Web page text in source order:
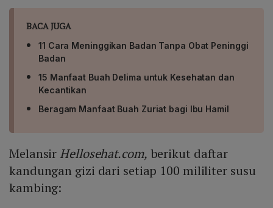
BACA JUGA
11 Cara Meninggikan Badan Tanpa Obat Peninggi
Badan
15 Manfaat Buah Delima untuk Kesehatan dan
Kecantikan
Beragam Manfaat Buah Zuriat bagi Ibu Hamil
Melansir Hellosehat.com, berikut daftar
kandungan gizi dari setiap 100 mililiter susu
kambing: